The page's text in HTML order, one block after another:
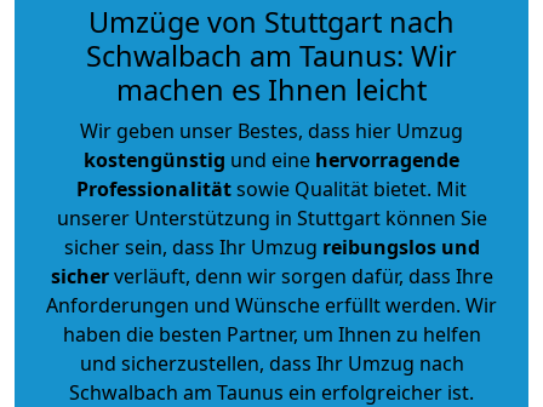
Umzüge von Stuttgart nach
Schwalbach am Taunus: Wir
machen es Ihnen leicht
Wir geben unser Bestes, dass hier Umzug
kostengünstig und eine hervorragende
Professionalitätsowie Qualität bietet. Mit
unserer Unterstützung in Stuttgart können Sie
sicher sein, dass Ihr Umzug reibungslos und
sicherverläuft, denn wir sorgen dafür, dass Ihre
Anforderungen und Wünsche erfüllt werden. Wir
haben die besten Partner, um Ihnen zu helfen
und sicherzustellen, dass Ihr Umzug nach
Schwalbach am Taunus ein erfolgreicher ist.